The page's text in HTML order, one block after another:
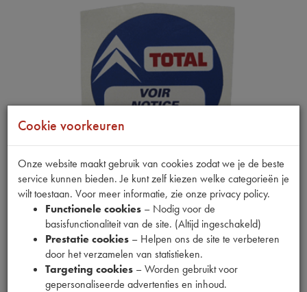
Productnummer
1890072
99 (€2,47 excl. btw)
Cookie voorkeuren
Onze website maakt gebruik van cookies zodat we je de beste
service kunnen bieden. Je kunt zelf kiezen welke categorieën je
wilt toestaan. Voor meer informatie, zie onze privacy policy.
Functionele cookies – Nodig voor de
basisfunctionaliteit van de site. (Altijd ingeschakeld)
Prestatie cookies – Helpen ons de site te verbeteren
door het verzamelen van statistieken.
Targeting cookies – Worden gebruikt voor
gepersonaliseerde advertenties en inhoud.